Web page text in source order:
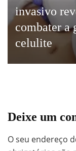
invasivo
combater a
celulite
Deixe um
O seu endereço